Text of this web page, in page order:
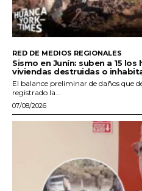
RED DE MEDIOS REGIONALES
Sismo en Junín: suben a 15 los
viviendas destruidas o
El balance preliminar de daños que
registrado la...
07/08/2026